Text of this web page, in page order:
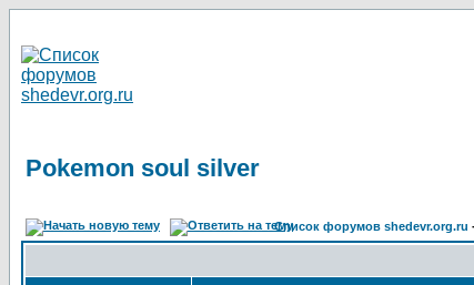
Pokemon soul silver
Список форумов shedevr.org.ru